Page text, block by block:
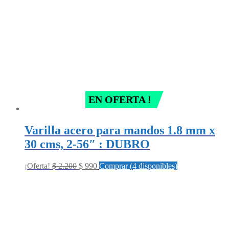
EN OFERTA !
Varilla acero para mandos 1.8 mm x
30 cms, 2-56″ : DUBRO
¡Oferta! $2.200 Original
$ 990Current
Comprar (4 disponibles)